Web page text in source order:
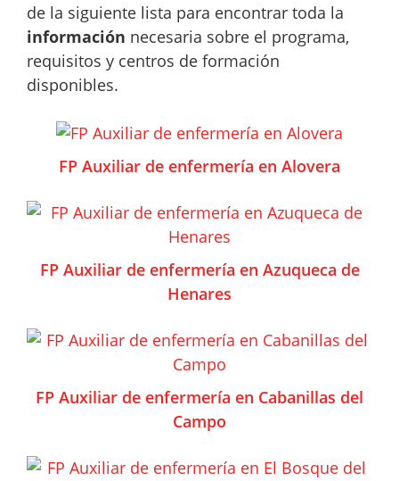
de la siguiente lista para encontrar toda la
información necesaria sobre el programa,
requisitos y centros de formación
disponibles.
FP Auxiliar de enfermería en Alovera
FP Auxiliar de enfermería en Azuqueca de
Henares
FP Auxiliar de enfermería en Cabanillas del
Campo